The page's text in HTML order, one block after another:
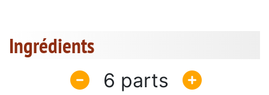
Ingrédients
6